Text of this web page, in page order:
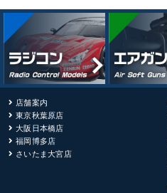
店舗案内
東京秋葉原店
大阪日本橋店
福岡博多店
さいたま大宮店